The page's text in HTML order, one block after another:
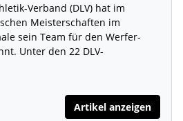
Verband (DLV) hat im
Meisterschaften im
sein Team für den Werfer-
Unter den 22 DLV-
Artikel anzeigen